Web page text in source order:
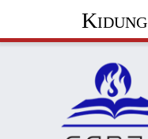
Kidung